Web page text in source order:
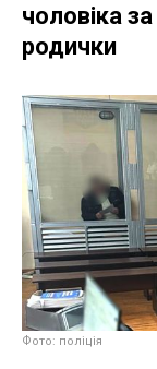
чоловіка
родички
Фото: поліція